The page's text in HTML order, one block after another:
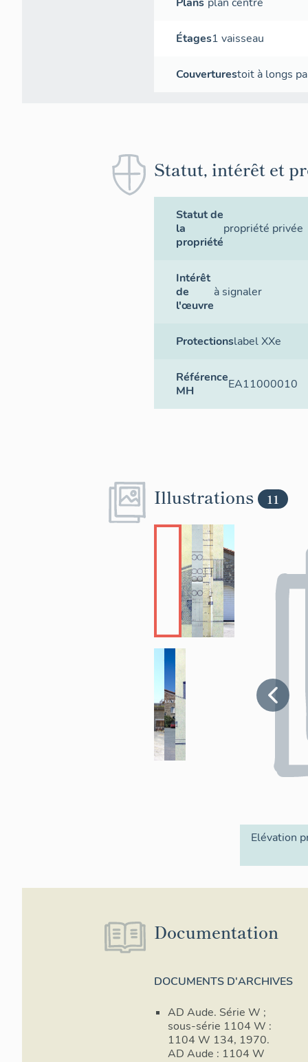
Étages1 vaisseau
Couverturestoit à longs
Statut, intérêt et
Statut de
la
propriété
propriété privée
Intérêt
de
l'œuvre
à signaler
Protectionslabel XXe
Référence
MH
EA11000010
Illustrations 11
Elévation
Documentation
DOCUMENTS D'ARCHIVES
AD Aude. Série W ;
sous-série 1104 W :
1104 W 134, 1970.
AD Aude : 1104 W